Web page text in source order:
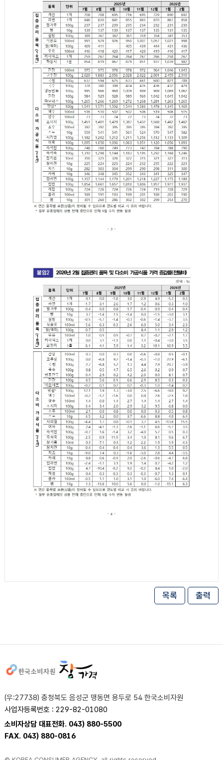
목록 출력
(우:27738) 충청북도 음성군 맹동면 용두로 54 한국소비자원
사업자등록번호 : 229-82-01080
소비자상담 대표전화. 043) 880-5500
FAX. 043) 880-0816